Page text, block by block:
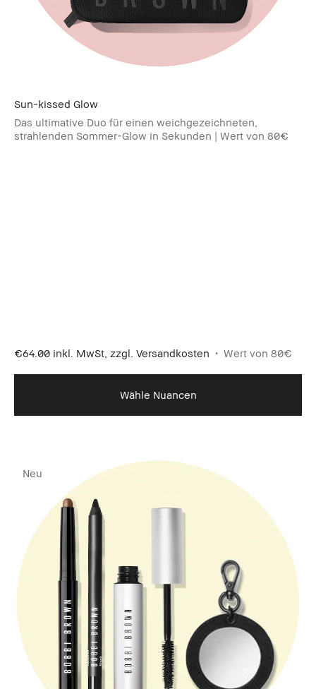
Sun-kissed Glow
Das ultimative Duo für einen weichgezeichneten,
strahlenden Sommer-Glow in Sekunden | Wert von 80€
€64.00 inkl. MwSt, zzgl. Versandkosten Wert von 80€
Wähle Nuancen
Neu